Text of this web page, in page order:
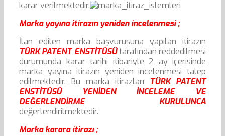
karar verilmektedir.
Marka yayına itirazın yeniden incelenmesi ;
İlan edilen marka başvurusuna yapılan itirazın
TÜRK PATENT ENSTİTÜSÜtarafından reddedilmesi
durumunda karar tarihi itibariyle 2 ay içerisinde
marka yayına itirazın yeniden incelenmesi talep
edilmektedir. Bu marka itirazları TÜRK PATENT
ENSTİTÜSÜ YENİDEN İNCELEME VE
DEĞERLENDİRME KURULUNCA
değerlendirilmektedir.
Marka karara itirazı ;